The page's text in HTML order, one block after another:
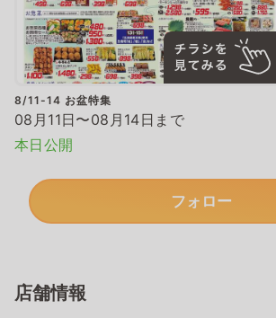
8/11-14 お盆特集
08月11日〜08月14日まで
本日公開
フォロー
店舗情報